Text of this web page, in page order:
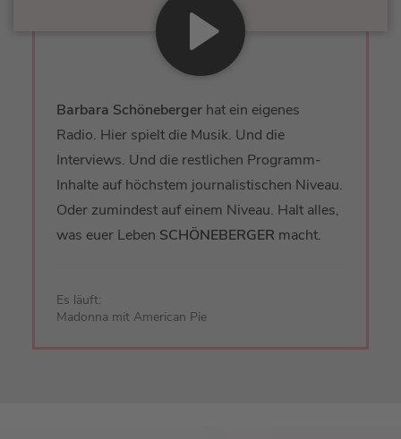
Barbara Schöneberger hat ein eigenes
Radio. Hier spielt die Musik. Und die
Interviews. Und die restlichen Programm-
Inhalte auf höchstem journalistischen Niveau.
Oder zumindest auf einem Niveau. Halt alles,
was euer Leben SCHÖNEBERGER macht.
Es läuft:
Madonna mit American Pie